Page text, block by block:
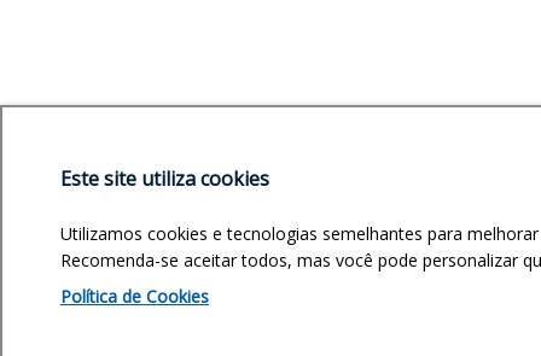
Este site utiliza cookies
Utilizamos cookies e tecnologias semelhantes para
Recomenda-se aceitar todos, mas você pode personalizar
Política de Cookies